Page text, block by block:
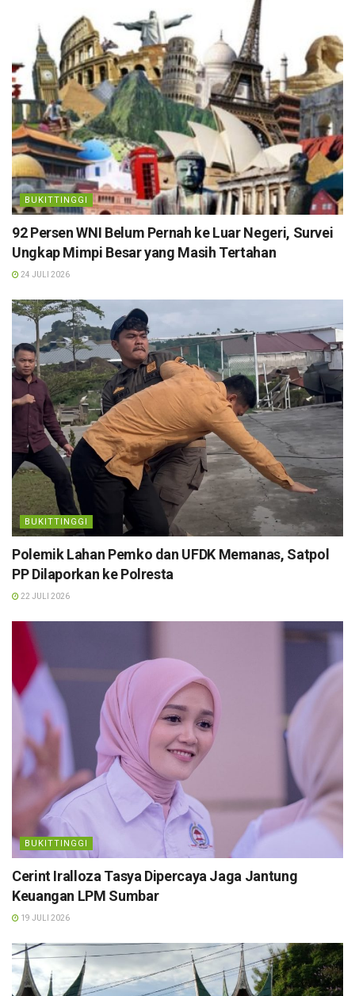
BUKITTINGGI
92 Persen WNI Belum Pernah ke Luar Negeri, Survei
Ungkap Mimpi Besar yang Masih Tertahan
24 JULI 2026
BUKITTINGGI
Polemik Lahan Pemko dan UFDK Memanas, Satpol
PP Dilaporkan ke Polresta
22 JULI 2026
BUKITTINGGI
Cerint Iralloza Tasya Dipercaya Jaga Jantung
Keuangan LPM Sumbar
19 JULI 2026